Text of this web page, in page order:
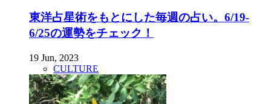
東洋占星術をもとにした毎週の占い。6/19-
6/25の運勢をチェック！
19 Jun, 2023
CULTURE